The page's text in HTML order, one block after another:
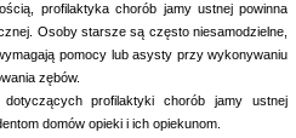
profilaktyka chorób jamy ustnej powinna
Osoby starsze są często niesamodzielne,
pomocy lub asysty przy wykonywaniu
zębów.
profilaktyki chorób jamy ustnej
domów opieki i ich opiekunom.